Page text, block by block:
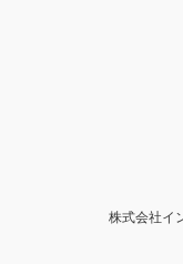
株式会社イ